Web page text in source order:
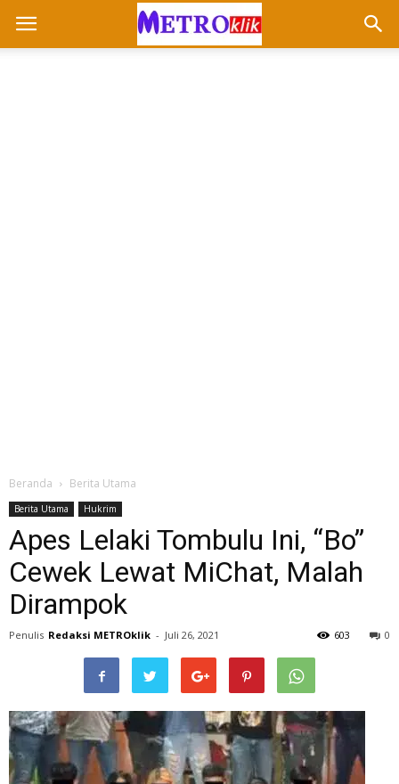
Beranda Berita Utama
Berita Utama Hukrim
Apes Lelaki Tombulu Ini, “Bo”
Cewek Lewat MiChat, Malah
Dirampok
Penulis Redaksi METROklik - Juli 26, 2021 0
603